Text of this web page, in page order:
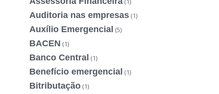
Auditoria nas empresas (1)
Auxílio Emergencial (5)
BACEN (1)
Banco Central (1)
Benefício emergencial (1)
Bitributação (1)